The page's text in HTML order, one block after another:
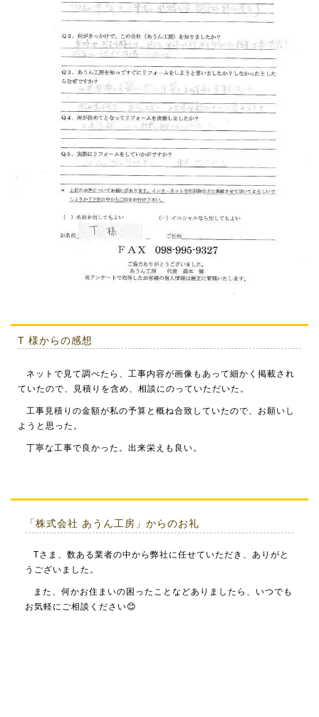
T 様からの感想
ネットで見て調べたら、工事内容が画像もあって細かく掲載され
ていたので、見積りを含め、相談にのっていただいた。
工事見積りの金額が私の予算と概ね合致していたので、お願いし
ようと思った。
丁寧な工事で良かった。出来栄えも良い。
「株式会社 あうん工房」からのお礼
Tさま、数ある業者の中から弊社に任せていただき、ありがと
うございました。
また、何かお住まいの困ったことなどありましたら、いつでも
お気軽にご相談ください😊